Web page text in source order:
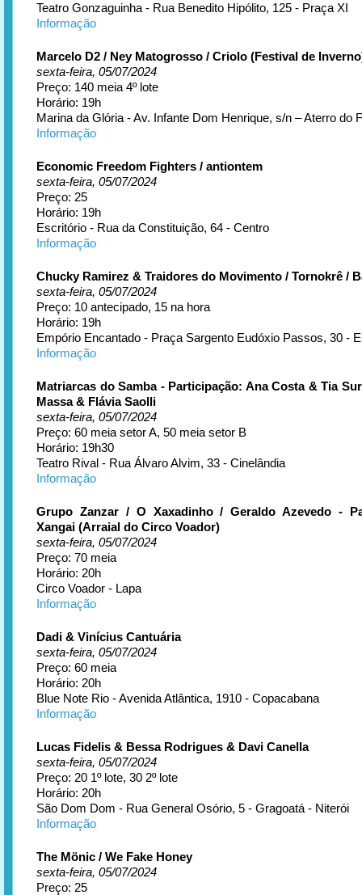
Teatro Gonzaguinha - Rua Benedito Hipólito, 125 - Praça XI
Informação
Marcelo D2 / Ney Matogrosso / Criolo (Festival de
sexta-feira, 05/07/2024
Preço: 140 meia 4º lote
Horário: 19h
Marina da Glória - Av. Infante Dom Henrique, s/n – Aterro do
Informação
Economic Freedom Fighters / antiontem
sexta-feira, 05/07/2024
Preço: 25
Horário: 19h
Escritório - Rua da Constituição, 64 - Centro
Informação
Chucky Ramirez & Traidores do Movimento / Tornokrê /
sexta-feira, 05/07/2024
Preço: 10 antecipado, 15 na hora
Horário: 19h
Empório Encantado - Praça Sargento Eudóxio Passos, 30 -
Informação
Matriarcas do Samba - Participação: Ana Costa & Tia
Massa & Flávia Saolli
sexta-feira, 05/07/2024
Preço: 60 meia setor A, 50 meia setor B
Horário: 19h30
Teatro Rival - Rua Álvaro Alvim, 33 - Cinelândia
Informação
Grupo Zanzar / O Xaxadinho / Geraldo Azevedo -
Xangai (Arraial do Circo Voador)
sexta-feira, 05/07/2024
Preço: 70 meia
Horário: 20h
Circo Voador - Lapa
Informação
Dadi & Vinícius Cantuária
sexta-feira, 05/07/2024
Preço: 60 meia
Horário: 20h
Blue Note Rio - Avenida Atlântica, 1910 - Copacabana
Informação
Lucas Fidelis & Bessa Rodrigues & Davi Canella
sexta-feira, 05/07/2024
Preço: 20 1º lote, 30 2º lote
Horário: 20h
São Dom Dom - Rua General Osório, 5 - Gragoatá - Niterói
Informação
The Mönic / We Fake Honey
sexta-feira, 05/07/2024
Preço: 25